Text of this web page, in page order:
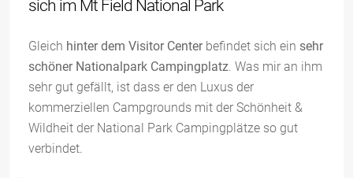
sich im Mt Field National Park
Gleich hinter dem Visitor Centerbefindet sich ein sehr
schöner Nationalpark Campingplatz . Was mir an ihm
sehr gut gefällt, ist dass er den Luxus der
kommerziellen Campgrounds mit der Schönheit &
Wildheit der National Park Campingplätze so gut
verbindet.